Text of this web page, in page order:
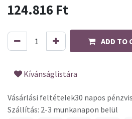
124.816 Ft
ADD TO
Kívánságlistára
Vásárlási feltételek30 napos
Szállítás: 2-3 munkanapon belül